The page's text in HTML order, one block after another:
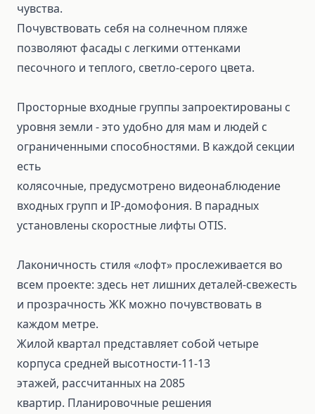
чувства.
Почувствовать себя на солнечном пляже
позволяют фасады с легкими оттенками
песочного и теплого, светло-серого цвета.
Просторные входные группы запроектированы с
уровня земли - это удобно для мам и людей с
ограниченными способностями. В каждой секции
есть
колясочные, предусмотрено видеонаблюдение
входных групп и IP-домофония. В парадных
установлены скоростные лифты OTIS.
Лаконичность стиля «лофт» прослеживается во
всем проекте: здесь нет лишних деталей-свежесть
и прозрачность ЖК можно почувствовать в
каждом метре.
Жилой квартал представляет собой четыре
корпуса средней высотности-11-13
этажей, рассчитанных на 2085
квартир. Планировочные решения